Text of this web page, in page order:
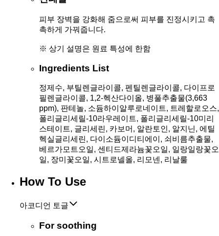
피부 장벽을 강화해 줌으로써 피부를 진정시키고 촉
촉하게 가꿔줍니다.
※ 상기 설명은 원료 특성에 한함
Ingredients List
정제수, 부틸렌글라이콜, 펜틸렌글라이콜, 다이프로
필렌글라이콜, 1,2-헥산다이올, 병풀추출물(3,663
ppm), 판테놀, 소듐하이알루로네이트, 트레할로오스,
폴리글리세릴-10라우레이트, 폴리글리세릴-10미리
스테이트, 글리세린, 카보머, 알란토인, 알지닌, 에틸
헥실글리세린, 다이소듐이디티에이, 쇠비름추출물,
베르가모트오일, 센티드제라늄꽃오일, 일랑일랑꽃오
일, 장미꽃오일, 시트로넬올, 리모넨, 리날룰
How To Use
아코디언 토글
For soothing